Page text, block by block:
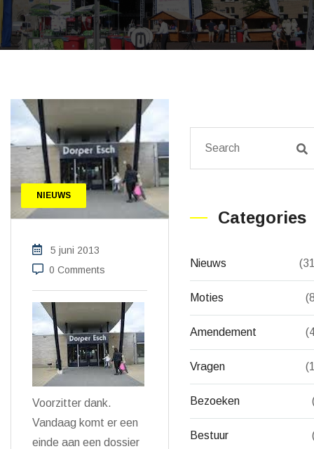
NIEUWS
5 juni 2013
0 Comments
Voorzitter dank.
Vandaag komt er een
einde aan een dossier
Categories
Nieuws
Moties
Amendement
Vragen
Bezoeken
Bestuur